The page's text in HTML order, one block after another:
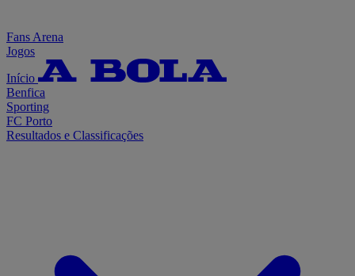
Fans Arena
Jogos
Início
Benfica
Sporting
FC Porto
Resultados e Classificações